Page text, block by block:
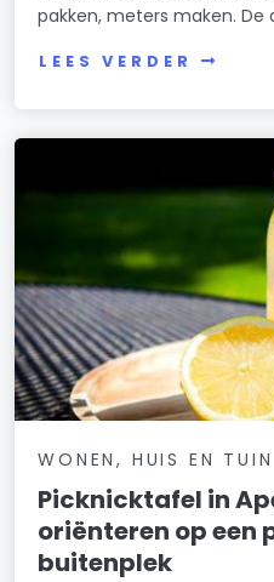
pakken, meters maken.
LEES VERDER
WONEN, HUIS EN TUIN
Picknicktafel in
oriënteren op een
buitenplek